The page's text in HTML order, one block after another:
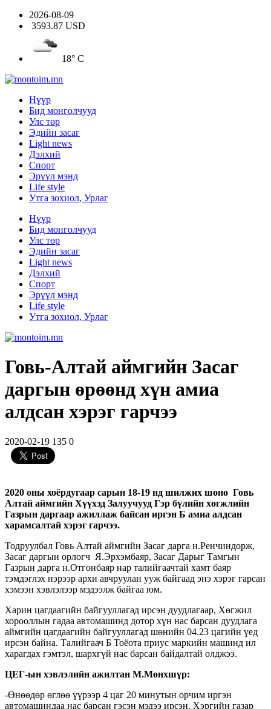
2026-08-09
3593.87 USD
18° C
Нүүр
Бид монголчууд
Улс төр
Эдийн засаг
Light news
Дэлхий
Спорт
Эрүүл мэнд
Life style
Утга зохиол, Урлаг
Нүүр
Бид монголчууд
Улс төр
Эдийн засаг
Light news
Дэлхий
Спорт
Эрүүл мэнд
Life style
Утга зохиол, Урлаг
Говь-Алтай аймгийн Засаг
даргын өрөөнд хүн амиа
алдсан хэрэг гарчээ
2020-02-19 135 0
2020 оны хоёрдугаар сарын 18-19 нд шилжих шөнө Говь
Алтай аймгийн Хүүхэд Залуучууд Гэр бүлийн хөгжлийн
Газрын даргаар ажиллаж байсан иргэн Б амиа алдсан
харамсалтай хэрэг гарчээ.
Тодруулбал Говь Алтай аймгийн Засаг дарга н.Ренчиндорж,
Засаг даргын орлогч Я.Эрхэмбаяр, Засаг Дарыг Тамгын
Газрын дарга н.Отгонбаяр нар талийгаачтай хамт баяр
тэмдэглэх нэрээр архи авчруулан ууж байгаад энэ хэрэг гарсан
хэмээн хэвлэлээр мэдээлж байгаа юм.
Харин цагдаагийн байгууллагад ирсэн дуудлагаар, Хөгжил
хорооллын гадаа автомашинд дотор хүн нас барсан дуудлага
аймгийн цагдаагийн байгууллагад шөнийн 04.23 цагийн үед
ирсэн байна. Талийгаач Б Тоёота приус маркийн машинд ил
харагдах гэмтэл, шархгүй нас барсан байдалтай олджээ.
ЦЕГ-ын хэвлэлийн ажилтан М.Мөнхшүр:
-Өнөөдөр өглөө үүрээр 4 цаг 20 минутын орчим иргэн
автомашиндаа нас барсан гэсэн мэдээ ирсэн. Хэргийн газар